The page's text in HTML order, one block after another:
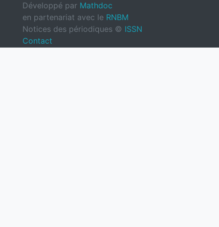
Développé par Mathdoc
en partenariat avec le RNBM
Notices des périodiques © ISSN
Contact